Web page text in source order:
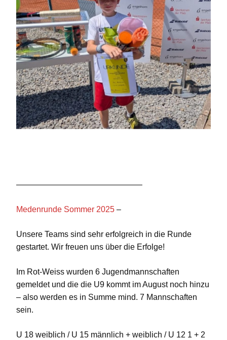
———————————————–
Medenrunde Sommer 2025 –
Unsere Teams sind sehr erfolgreich in die Runde
gestartet. Wir freuen uns über die Erfolge!
Im Rot-Weiss wurden 6 Jugendmannschaften
gemeldet und die die U9 kommt im August noch hinzu
– also werden es in Summe mind. 7 Mannschaften
sein.
U 18 weiblich / U 15 männlich + weiblich / U 12 1 + 2